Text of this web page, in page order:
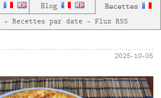
Blog Recettes
— Recettes par date — Flux RSS
2025-10-05